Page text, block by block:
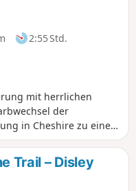
2:55 Std.
mit herrlichen
der
in Cheshire zu einem
immer wieder
Disley und führt
aus sich großartige
Trail – Disley